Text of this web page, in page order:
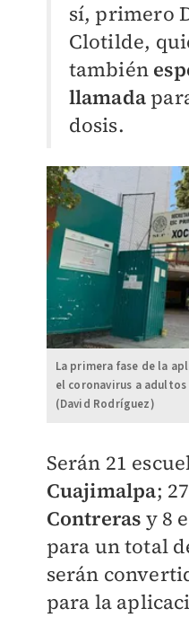
sí, primero
Clotilde,
también
llamada
dosis.
La primera fase de la
el coronavirus a
(David Rodríguez)
Serán 21
Cuajimalpa;
Contreras y 8
para un total
serán
para la